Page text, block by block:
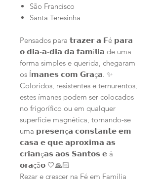
São Francisco
Santa Teresinha
Pensados para 𝘁𝗿𝗮𝘇𝗲𝗿 𝗮 𝗙é 𝗽𝗮𝗿𝗮
𝗼 𝗱𝗶𝗮-𝗮-𝗱𝗶𝗮 𝗱𝗮 𝗳𝗮𝗺í𝗹𝗶𝗮 de uma
forma simples e querida, chegaram
os Í𝗺𝗮𝗻𝗲𝘀 𝗰𝗼𝗺 𝗚𝗿𝗮ç𝗮. ✨
Coloridos, resistentes e ternurentos,
estes ímanes podem ser colocados
no frigorífico ou em qualquer
superfície magnética, tornando-se
uma 𝗽𝗿𝗲𝘀𝗲𝗻ç𝗮 𝗰𝗼𝗻𝘀𝘁𝗮𝗻𝘁𝗲 𝗲𝗺
𝗰𝗮𝘀𝗮 𝗲 𝗾𝘂𝗲 𝗮𝗽𝗿𝗼𝘅𝗶𝗺𝗮 𝗮𝘀
𝗰𝗿𝗶𝗮𝗻ç𝗮𝘀 𝗮𝗼𝘀 𝗦𝗮𝗻𝘁𝗼𝘀 𝗲 à
𝗼𝗿𝗮çã𝗼 🤍🙏🏻
Rezar e crescer na Fé em Família